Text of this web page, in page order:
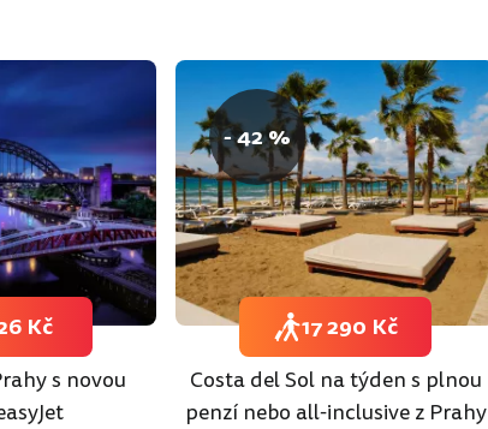
s novou
Kč
- 42 %
Costa del Sol na týden s plnou
penzí nebo all-inclusive z Prahy
17 290 Kč